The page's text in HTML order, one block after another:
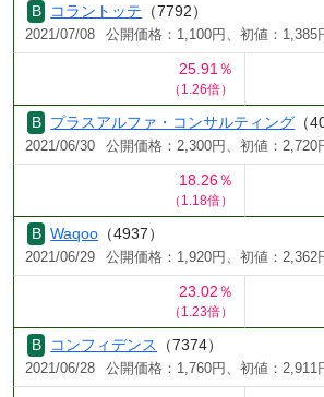
コラントッテ （7792）
2021/07/08 公開価格：1,100円、初値：1,385
25.91％
（1.26倍）
プラスアルファ・コンサルティング （
2021/06/30 公開価格：2,300円、初値：2,720
18.26％
（1.18倍）
Waqoo （4937）
2021/06/29 公開価格：1,920円、初値：2,362
23.02％
（1.23倍）
コンフィデンス （7374）
2021/06/28 公開価格：1,760円、初値：2,911